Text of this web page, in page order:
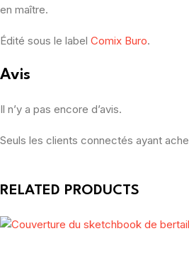
en maître.
Édité sous le label Comix Buro.
Avis
Il n’y a pas encore d’avis.
Seuls les clients connectés ayant
RELATED PRODUCTS